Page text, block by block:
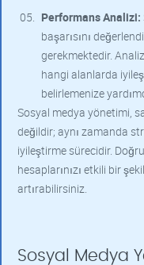
Performans Analizi:
başarısını
gerekmektedir.
hangi alanlarda
belirlemenize
Sosyal medya yönetimi,
değildir; aynı zamanda
iyileştirme sürecidir.
hesaplarınızı etkili bir
artırabilirsiniz.
Sosyal Medya